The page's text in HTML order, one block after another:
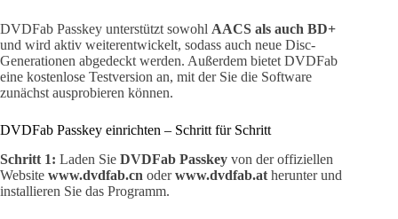
DVDFab Passkey unterstützt sowohl AACS als auch BD+
und wird aktiv weiterentwickelt, sodass auch neue Disc-
Generationen abgedeckt werden. Außerdem bietet DVDFab
eine kostenlose Testversion an, mit der Sie die Software
zunächst ausprobieren können.
DVDFab Passkey einrichten – Schritt für Schritt
Schritt 1: Laden Sie DVDFab Passkey von der offiziellen
Website www.dvdfab.cn oderwww.dvdfab.at herunter und
installieren Sie das Programm.